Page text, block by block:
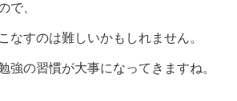
で、
なすのは難しいかもしれません。
強の習慣が大事になってきますね。